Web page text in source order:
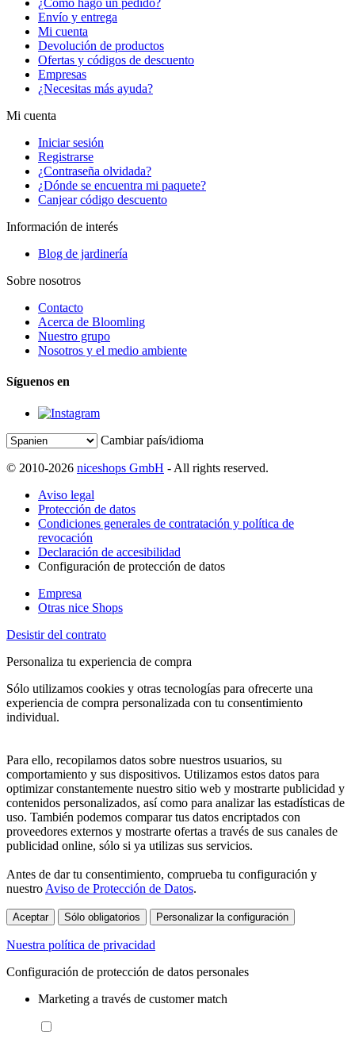
¿Cómo hago un pedido?
Envío y entrega
Mi cuenta
Devolución de productos
Ofertas y códigos de descuento
Empresas
¿Necesitas más ayuda?
Mi cuenta
Iniciar sesión
Registrarse
¿Contraseña olvidada?
¿Dónde se encuentra mi paquete?
Canjear código descuento
Información de interés
Blog de jardinería
Sobre nosotros
Contacto
Acerca de Bloomling
Nuestro grupo
Nosotros y el medio ambiente
Síguenos en
Cambiar país/idioma
© 2010-2026 niceshops GmbH - All rights reserved.
Aviso legal
Protección de datos
Condiciones generales de contratación y política de
revocación
Declaración de accesibilidad
Configuración de protección de datos
Empresa
Otras nice Shops
Desistir del contrato
Personaliza tu experiencia de compra
Sólo utilizamos cookies y otras tecnologías para ofrecerte una
experiencia de compra personalizada con tu consentimiento
individual.
Para ello, recopilamos datos sobre nuestros usuarios, su
comportamiento y sus dispositivos. Utilizamos estos datos para
optimizar constantemente nuestro sitio web y mostrarte publicidad y
contenidos personalizados, así como para analizar las estadísticas de
uso. También podemos comparar tus datos encriptados con
proveedores externos y mostrarte ofertas a través de sus canales de
publicidad online, sólo si ya utilizas sus servicios.
Antes de dar tu consentimiento, comprueba tu configuración y
nuestro Aviso de Protección de Datos.
Aceptar Sólo obligatorios Personalizar la configuración
Nuestra política de privacidad
Configuración de protección de datos personales
Marketing a través de customer match